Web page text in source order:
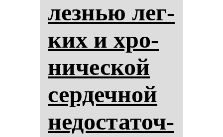
лез­нью лег­
ких и хро­
ни­чес­кой
сер­деч­ной
не­дос­та­точ­